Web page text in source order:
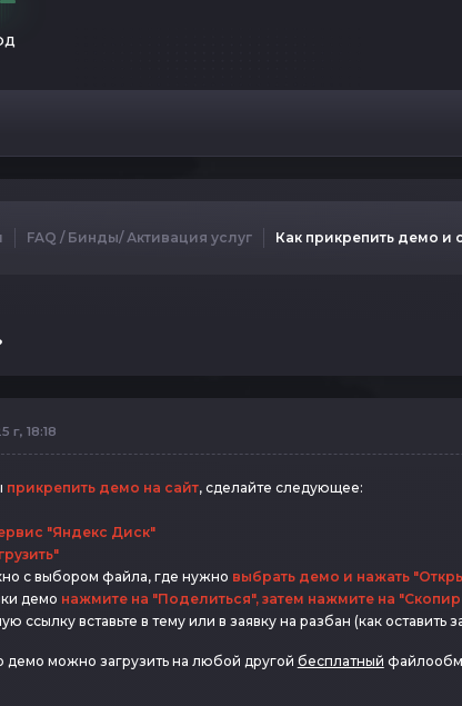
FAQ / Бинды/ Активация услуг Как прикрепить демо и
г, 18:18
прикрепить демо на сайт, сделайте следующее:
"Яндекс Диск"
с выбором файла, где нужно выбрать демо и нажать
демо нажмите на "Поделиться", затем нажмите на
ссылку вставьте в тему или в заявку на разбан (как оставить
демо можно загрузить на любой другой бесплатный